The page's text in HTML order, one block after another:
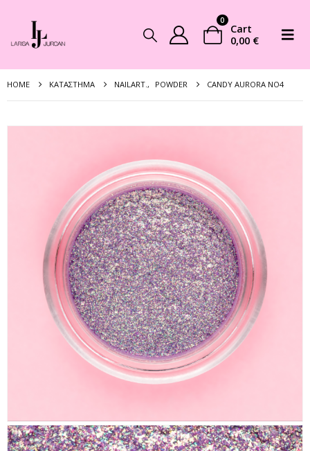
0
Cart
0,00 €
HOME ΚΑΤΆΣΤΗΜΑ NAILART., POWDER CANDY AURORA NO4